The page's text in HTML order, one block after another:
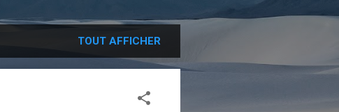
TOUT AFFICHER